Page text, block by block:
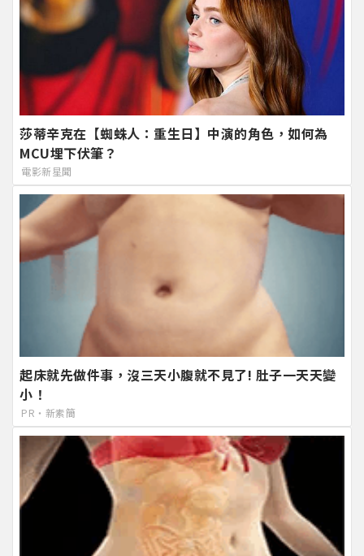
莎蒂辛克在【蜘蛛人：重生日】中演的角色，如何為
MCU埋下伏筆？
電影新星聞
起床就先做件事，沒三天小腹就不見了! 肚子一天天變
小！
PR・新素簡